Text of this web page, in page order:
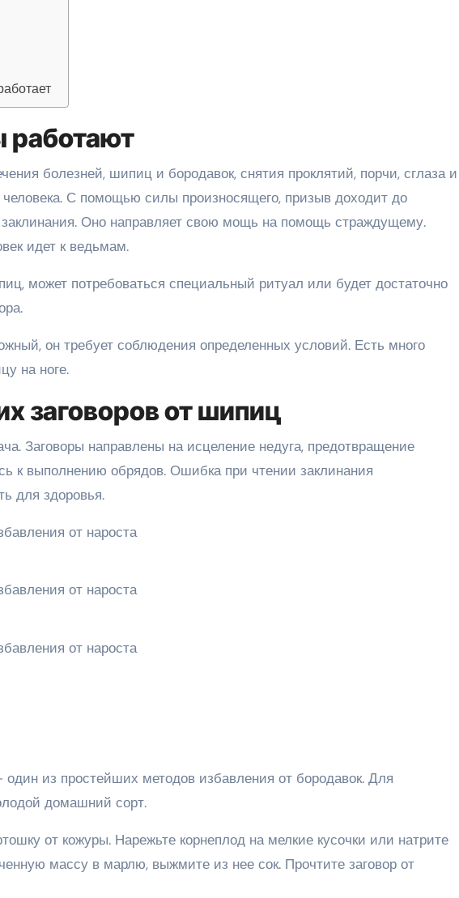
работают
болезней, шипиц и бородавок, снятия проклятий, порчи, сглаза и
С помощью силы произносящего, призыв доходит до
заклинания. Оно направляет свою мощь на помощь страждущему.
идет к ведьмам.
может потребоваться специальный ритуал или будет достаточно
он требует соблюдения определенных условий. Есть много
на ноге.
заговоров от шипиц
Заговоры направлены на исцеление недуга, предотвращение
к выполнению обрядов. Ошибка при чтении заклинания
для здоровья.
из простейших методов избавления от бородавок. Для
домашний сорт.
от кожуры. Нарежьте корнеплод на мелкие кусочки или натрите
массу в марлю, выжмите из нее сок. Прочтите заговор от